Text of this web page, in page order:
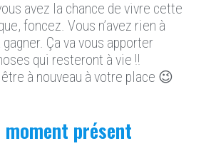
avez la chance de vivre cette
foncez. Vous n’avez rien à
Ça va vous apporter
qui resteront à vie !!
à nouveau à votre place 😉
présent